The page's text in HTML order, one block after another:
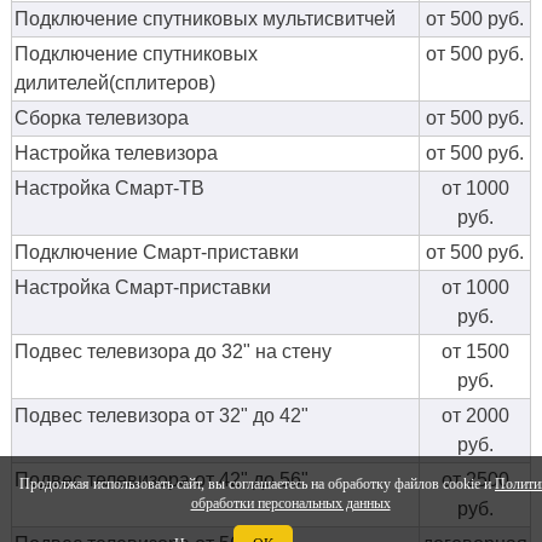
Продолжая использовать сайт, вы соглашаетесь на обработку файлов cookie и
обработки персональных данных
Подключение спутниковых мультисвитчей
от 500 руб.
Подключение спутниковых
дилителей(сплитеров)
от 500 руб.
Сборка телевизора
от 500 руб.
Настройка телевизора
от 500 руб.
Настройка Смарт-ТВ
от 1000
руб.
Подключение Смарт-приставки
от 500 руб.
Настройка Смарт-приставки
от 1000
руб.
Подвес телевизора до 32" на стену
от 1500
руб.
Подвес телевизора от 32" до 42"
от 2000
руб.
Подвес телевизора от 42" до 56"
от 2500
руб.